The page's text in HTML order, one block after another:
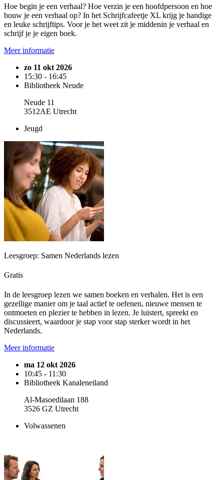
Hoe begin je een verhaal? Hoe verzin je een hoofdpersoon en hoe
bouw je een verhaal op? In het Schrijfcafeetje XL krijg je handige
en leuke schrijftips. Voor je het weet zit je middenin je verhaal en
schrijf je je eigen boek.
Meer informatie
zo 11 okt 2026
15:30 - 16:45
Bibliotheek Neude
Neude 11
3512AE Utrecht
Jeugd
Leesgroep: Samen Nederlands lezen
Gratis
In de leesgroep lezen we samen boeken en verhalen. Het is een
gezellige manier om je taal actief te oefenen, nieuwe mensen te
ontmoeten en plezier te hebben in lezen. Je luistert, spreekt en
discussieert, waardoor je stap voor stap sterker wordt in het
Nederlands.
Meer informatie
ma 12 okt 2026
10:45 - 11:30
Bibliotheek Kanaleneiland
Al-Masoedilaan 188
3526 GZ Utrecht
Volwassenen